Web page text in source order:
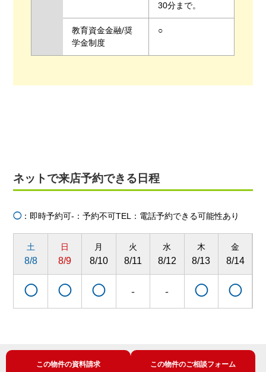
30分まで。
教育資金金融/奨
学金制度
○
ネットで来店予約できる日程
◯：即時予約可-：予約不可TEL：電話予約できる可能性あり
土
8/8
◯
日
8/9
◯
月
8/10
◯
火
8/11
-
水
8/12
-
木
8/13
◯
金
8/14
◯
この物件の資料請求 この物件のご相談フォーム